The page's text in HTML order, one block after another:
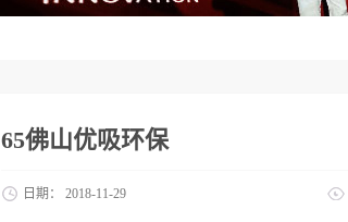
65佛山优吸环保
日期： 2018-11-29